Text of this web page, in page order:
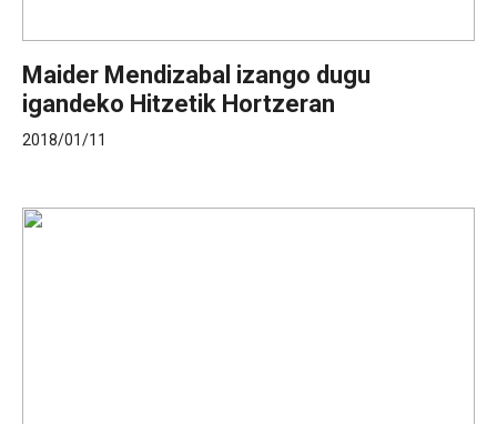
Maider Mendizabal izango dugu
igandeko Hitzetik Hortzeran
2018/01/11